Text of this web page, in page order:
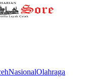
NasionalOlahraga